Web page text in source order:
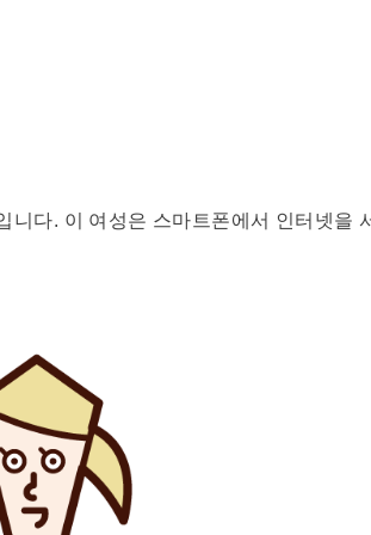
다. 이 여성은 스마트폰에서 인터넷을